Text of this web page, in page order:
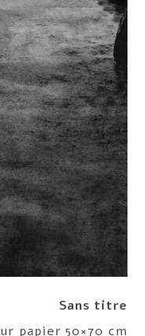
Sans titre
papier 50×70 cm